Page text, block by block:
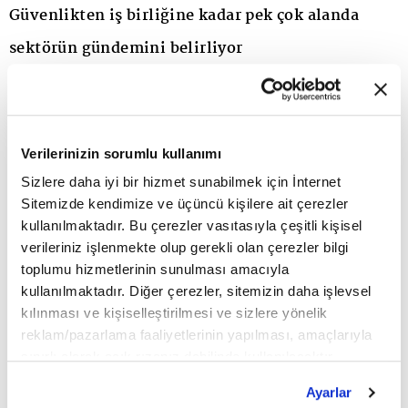
Verilerinizin sorumlu kullanımı
Sizlere daha iyi bir hizmet sunabilmek için İnternet
Sitemizde kendimize ve üçüncü kişilere ait çerezler
kullanılmaktadır. Bu çerezler vasıtasıyla çeşitli kişisel
verileriniz işlenmekte olup gerekli olan çerezler bilgi
toplumu hizmetlerinin sunulması amacıyla
kullanılmaktadır. Diğer çerezler, sitemizin daha işlevsel
kılınması ve kişiselleştirilmesi ve sizlere yönelik
reklam/pazarlama faaliyetlerinin yapılması, amaçlarıyla
belirleyebilirsiniz. Çerezlere ilişkin detaylı bilgi için
Ayarlar
Güvenlikten iş birliğine kadar pek çok alanda
sektörün gündemini belirliyor
GSMA Teknoloji Grubu, yeni nesil şebeke
tabanlı teknoloji uygulamaları gibi alanlarda
sektörün ortak standartlarını belirliyor. Grup
ayrıca siber güvenlik, kullanıcı rızası yönetimi,
kritik acil çağrı servisleri ve küresel ağ
sertifikasyon süreçlerinde de bu standardizasyon
çalışmalarını yürütüyor. Yapay zekâ odaklı otonom